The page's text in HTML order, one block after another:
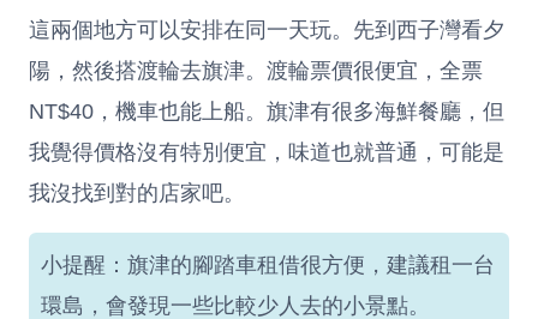
這兩個地方可以安排在同一天玩。先到西子灣看夕
陽，然後搭渡輪去旗津。渡輪票價很便宜，全票
NT$40，機車也能上船。旗津有很多海鮮餐廳，但
我覺得價格沒有特別便宜，味道也就普通，可能是
我沒找到對的店家吧。
小提醒：旗津的腳踏車租借很方便，建議租一台
環島，會發現一些比較少人去的小景點。